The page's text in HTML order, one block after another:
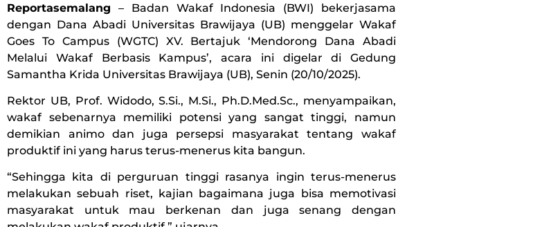
Reportasemalang – Badan Wakaf Indonesia (BWI) bekerjasama
dengan Dana Abadi Universitas Brawijaya (UB) menggelar Wakaf
Goes To Campus (WGTC) XV. Bertajuk ‘Mendorong Dana Abadi
Melalui Wakaf Berbasis Kampus’, acara ini digelar di Gedung
Samantha Krida Universitas Brawijaya (UB), Senin (20/10/2025).
Rektor UB, Prof. Widodo, S.Si., M.Si., Ph.D.Med.Sc., menyampaikan,
wakaf sebenarnya memiliki potensi yang sangat tinggi, namun
demikian animo dan juga persepsi masyarakat tentang wakaf
produktif ini yang harus terus-menerus kita bangun.
“Sehingga kita di perguruan tinggi rasanya ingin terus-menerus
melakukan sebuah riset, kajian bagaimana juga bisa memotivasi
masyarakat untuk mau berkenan dan juga senang dengan